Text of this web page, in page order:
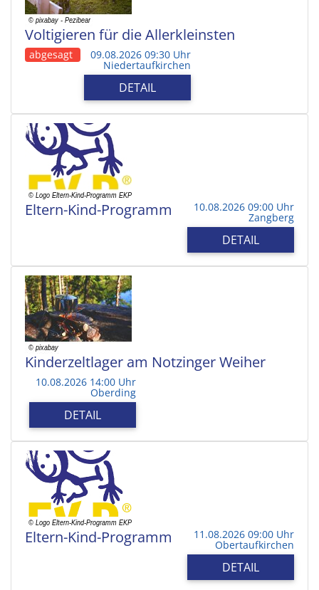
Voltigieren für die Allerkleinsten
abgesagt 09.08.2026 09:30 Uhr
Niedertaufkirchen
DETAIL
Eltern-Kind-Programm 10.08.2026 09:00 Uhr
Zangberg
DETAIL
Kinderzeltlager am Notzinger Weiher
10.08.2026 14:00 Uhr
Oberding
DETAIL
Eltern-Kind-Programm 11.08.2026 09:00 Uhr
Obertaufkirchen
DETAIL